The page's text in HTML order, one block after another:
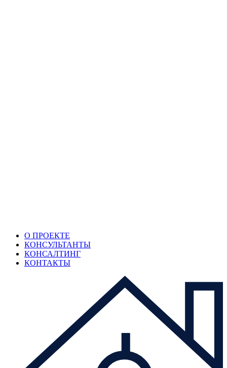
О ПРОЕКТЕ
КОНСУЛЬТАНТЫ
КОНСАЛТИНГ
КОНТАКТЫ